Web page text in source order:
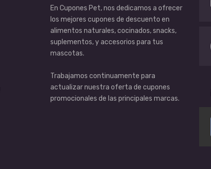
En Cupones Pet, nos dedicamos a ofrecer
los mejores cupones de descuento en
alimentos naturales, cocinados, snacks,
suplementos, y accesorios para tus
mascotas.
Trabajamos continuamente para
actualizar nuestra oferta de cupones
promocionales de las principales marcas.